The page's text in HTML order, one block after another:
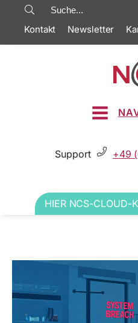
Kontakt Newsletter
Support +49
HIER NCS-CLOUD-